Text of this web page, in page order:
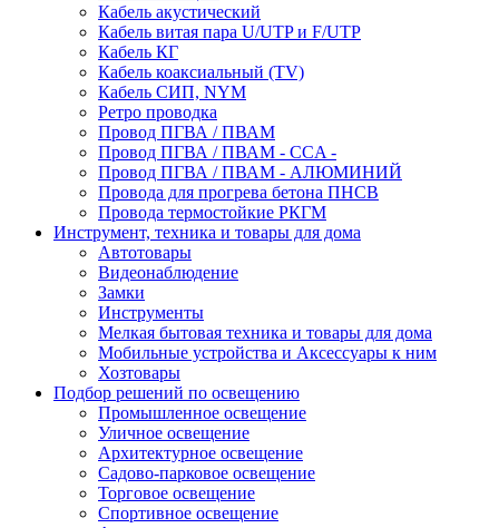
Кабель акустический
Кабель витая пара U/UTP и F/UTP
Кабель КГ
Кабель коаксиальный (TV)
Кабель СИП, NYM
Ретро проводка
Провод ПГВА / ПВАМ
Провод ПГВА / ПВАМ - CCA -
Провод ПГВА / ПВАМ - АЛЮМИНИЙ
Провода для прогрева бетона ПНСВ
Провода термостойкие РКГМ
Инструмент, техника и товары для дома
Автотовары
Видеонаблюдение
Замки
Инструменты
Мелкая бытовая техника и товары для дома
Мобильные устройства и Аксессуары к ним
Хозтовары
Подбор решений по освещению
Промышленное освещение
Уличное освещение
Архитектурное освещение
Садово-парковое освещение
Торговое освещение
Спортивное освещение